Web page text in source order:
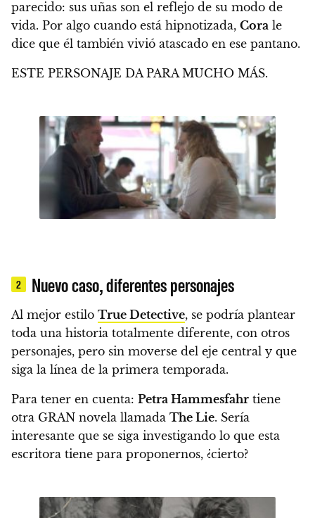
parecido: sus uñas son el reflejo de su modo de
vida. Por algo cuando está hipnotizada, Cora le
dice que él también vivió atascado en ese pantano.
ESTE PERSONAJE DA PARA MUCHO MÁS.
2 Nuevo caso, diferentes personajes
Al mejor estilo True Detective, se podría plantear
toda una historia totalmente diferente, con otros
personajes, pero sin moverse del eje central y que
siga la línea de la primera temporada.
Para tener en cuenta: Petra Hammesfahr tiene
otra GRAN novela llamada The Lie. Sería
interesante que se siga investigando lo que esta
escritora tiene para proponernos, ¿cierto?